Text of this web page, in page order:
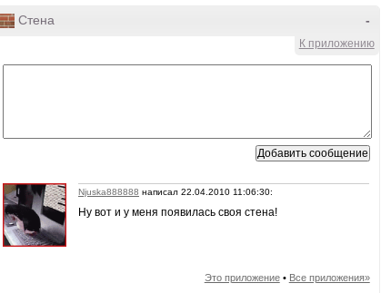
-
Стена
К приложению
Njuska888888 написал 22.04.2010 11:06:30:
Ну вот и у меня появилась своя стена!
Это приложение• Все приложения»